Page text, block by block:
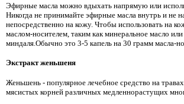
Эфирные масла можно вдыхать напрямую или
Никогда не принимайте эфирные масла внутрь и не
непосредственно на кожу. Чтобы использовать на
маслом-носителем, таким как минеральное масло или
миндаля.Обычно это 3-5 капель на 30 грамм масла-
Экстракт женьшеня
Женьшень - популярное лечебное средство на
мясистых корней различных медленнорастущих